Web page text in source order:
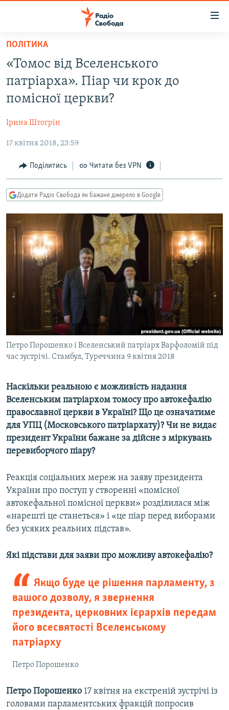
Перейти
основного
матеріалу
Перейти
до
основної
навігації
Перейти
пошуку
СТАТТІ
ЕКОНОМІКА
СУСПІЛЬСТВО
КУЛЬТУРА
УКРАЇНА
СВІТ
РОСІЙСЬКА «ФІЛЬТРАЦІЯ»
ДОНБАС.РЕАЛІЇ
КРИМ.РЕАЛІЇ
СХЕМИ
КИТАЙ.ВИКЛИКИ
МУЛЬТИМЕДІА
ФОТО
СПЕЦПРОЄКТИ
ПОДКАСТИ
КРИМ РЕАЛІЇ
РУС
УКР
ДОЛУЧАЙСЯ!
ПОЛІТИКА
«Томос від Вселенського
патріарха». Піар чи крок до
помісної церкви?
Ірина Штогрін
17 квітня 2018, 23:59
Поділитись Читати без VPN
Додати Радіо Свобода як бажане джерело в Google
Петро Порошенко і Вселенський патріарх Варфоломій під
час зустрічі. Стамбул, Туреччина 9 квітня 2018
Наскільки реальною є можливість надання
Вселенським патріархом томосу про автокефалію
православної церкви в Україні? Що це означатиме
для УПЦ (Московського патріархату)? Чи не видає
президент України бажане за дійсне з міркувань
перевиборчого піару?
Реакція соціальних мереж на заяву президента
України про поступ у створенні «помісної
автокефальної помісної церкви» розділилася між
«нарешті це станеться» і «це піар перед виборами
без усяких реальних підстав».
Які підстави для заяви про можливу автокефалію?
Якщо буде це рішення парламенту, з
вашого дозволу, я звернення
президента, церковних ієрархів передам
його всесвятості Вселенському
патріарху
Петро Порошенко
Петро Порошенко 17 квітня на екстреній зустрічі із
головами парламентських фракцій попросив